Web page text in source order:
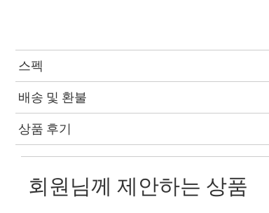
스펙
배송 및 환불
상품 후기
회원님께 제안하는 상품